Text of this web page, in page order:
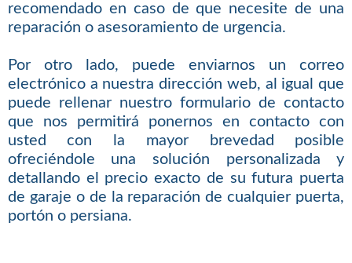
recomendado en caso de que necesite de una
reparación o asesoramiento de urgencia.
Por otro lado, puede enviarnos un correo
electrónico a nuestra dirección web, al igual que
puede rellenar nuestro formulario de contacto
que nos permitirá ponernos en contacto con
usted con la mayor brevedad posible
ofreciéndole una solución personalizada y
detallando el precio exacto de su futura puerta
de garaje o de la reparación de cualquier puerta,
portón o persiana.